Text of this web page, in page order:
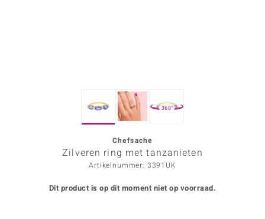
360°
Chefsache
Zilveren ring met tanzanieten
Artikelnummer: 3391UK
Dit product is op dit moment niet op voorraad.